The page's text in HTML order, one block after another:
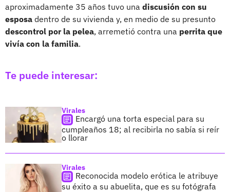
aproximadamente 35 años tuvo una discusión con su
esposa dentro de su vivienda y, en medio de su presunto
descontrol por la pelea, arremetió contra una perrita que
vivía con la familia.
Te puede interesar:
Virales
Encargó una torta especial para su
cumpleaños 18; al recibirla no sabía si reír
o llorar
Virales
Reconocida modelo erótica le atribuye
su éxito a su abuelita, que es su fotógrafa